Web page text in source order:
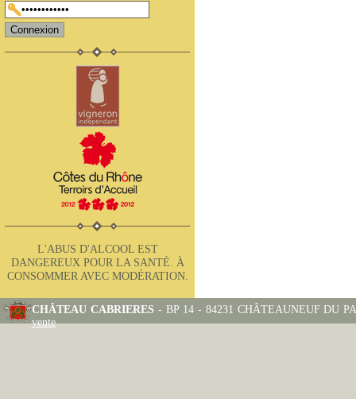
L'ABUS D'ALCOOL EST
DANGEREUX POUR LA SANTÉ. À
CONSOMMER AVEC MODÉRATION.
CHÂTEAU CABRIERES - BP 14 - 84231 CHÂTEAUNEUF DU
vente